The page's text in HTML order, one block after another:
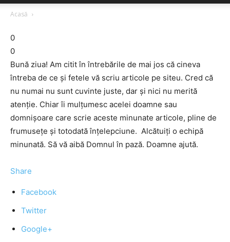
Acasă
0
0
Bună ziua! Am citit în întrebările de mai jos că cineva
întreba de ce şi fetele vă scriu articole pe siteu. Cred că
nu numai nu sunt cuvinte juste, dar şi nici nu merită
atenţie. Chiar îi mulţumesc acelei doamne sau
domnişoare care scrie aceste minunate articole, pline de
frumuseţe şi totodată înţelepciune. Alcătuiţi o echipă
minunată. Să vă aibă Domnul în pază. Doamne ajută.
Share
Facebook
Twitter
Google+